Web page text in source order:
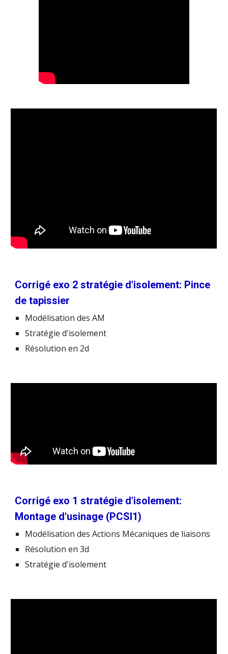
Corrigé exo 2 stratégie d'isolement: Pince
de tapissier
Modélisation des AM
Stratégie d'isolement
Résolution en 2d
Corrigé exo 1 stratégie d'isolement:
Montage d'usinage (PCSI1)
Modélisation des Actions Mécaniques de liaisons
Résolution en 3d
Stratégie d'isolement